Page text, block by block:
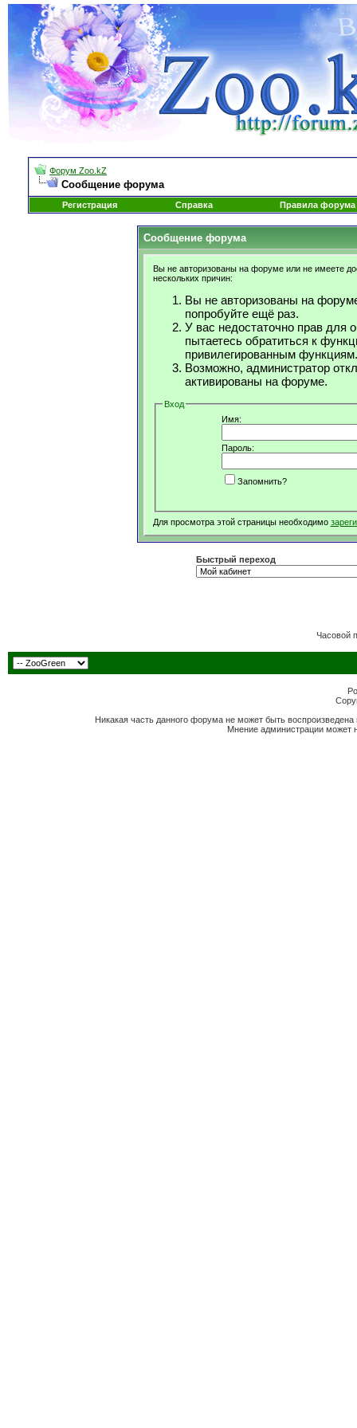
Форум Zoo.kZ
Сообщение форума
Регистрация Справка Правила форума
Сообщение форума
Вы не авторизованы на форуме или не имеете
нескольких причин:
Вы не авторизованы на
попробуйте ещё раз.
У вас недостаточно прав для
пытаетесь обратиться к
привилегированным функциям.
Возможно, администратор
активированы на форуме.
Вход
Имя:
Пароль:
Запомнить?
Для просмотра этой страницы необходимо
Быстрый переход
Часовой
Никакая часть данного форума не может быть
Мнение администрации может